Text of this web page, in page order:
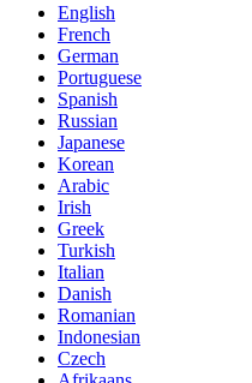
English
French
German
Portuguese
Spanish
Russian
Japanese
Korean
Arabic
Irish
Greek
Turkish
Italian
Danish
Romanian
Indonesian
Czech